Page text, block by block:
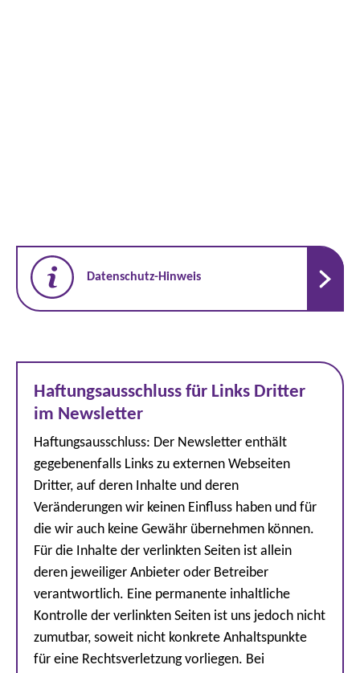
Datenschutz-Hinweis
Haftungsausschluss für Links Dritter
im Newsletter
Haftungsausschluss: Der Newsletter enthält
gegebenenfalls Links zu externen Webseiten
Dritter, auf deren Inhalte und deren
Veränderungen wir keinen Einfluss haben und für
die wir auch keine Gewähr übernehmen können.
Für die Inhalte der verlinkten Seiten ist allein
deren jeweiliger Anbieter oder Betreiber
verantwortlich. Eine permanente inhaltliche
Kontrolle der verlinkten Seiten ist uns jedoch nicht
zumutbar, soweit nicht konkrete Anhaltspunkte
für eine Rechtsverletzung vorliegen. Bei